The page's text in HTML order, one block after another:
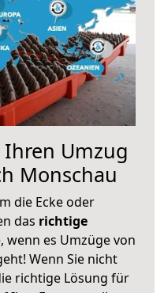
Ihren Umzug
Monschau
die Ecke oder
das richtige
wenn es Umzüge von
Wenn Sie nicht
richtige Lösung für